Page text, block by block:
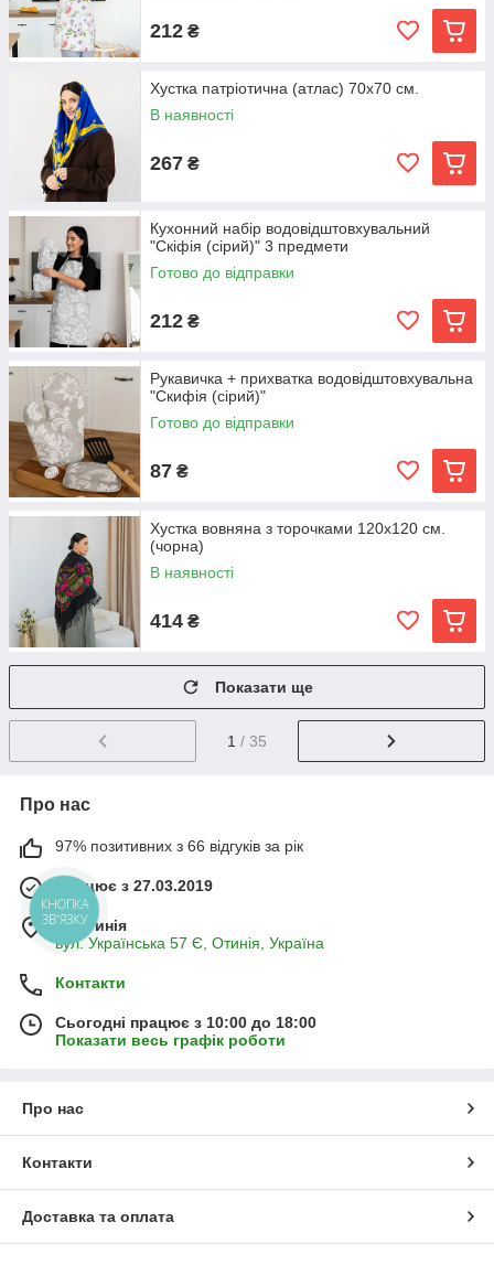
212 ₴
Хустка патріотична (атлас) 70х70 см.
В наявності
267 ₴
Кухонний набір водовідштовхувальний
"Скіфія (сірий)" 3 предмети
Готово до відправки
212 ₴
Рукавичка + прихватка водовідштовхувальна
"Скифія (сірий)"
Готово до відправки
87 ₴
Хустка вовняна з торочками 120х120 см.
(чорна)
В наявності
414 ₴
Показати ще
1 / 35
Про нас
97% позитивних з 66 відгуків за рік
Працює з 27.03.2019
м. Отинія
вул. Українська 57 Є, Отинія, Україна
Контакти
Сьогодні працює з 10:00 до 18:00
Показати весь графік роботи
Про нас
Контакти
Доставка та оплата
КНОПКА
ЗВ'ЯЗКУ